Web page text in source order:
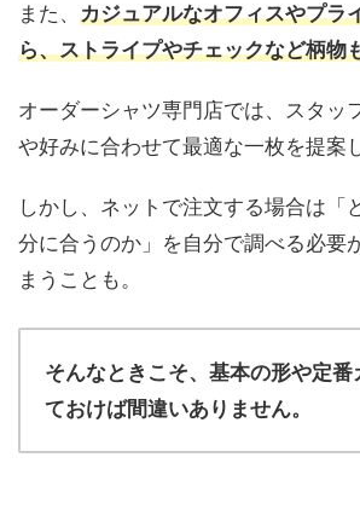
また、 カジュアルなオフィスやプラ
ら、ストライプやチェックなど柄物
オーダーシャツ専門店では、スタッ
や好みに合わせて最適な一枚を提案
しかし、ネットで注文する場合は「
分に合うのか」を自分で調べる必要
まうことも。
そんなときこそ、基本の形や定番
ておけば間違いありません。